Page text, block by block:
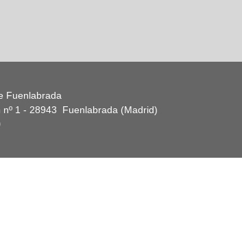
Fuenlabrada
nº 1 - 28943 Fuenlabrada (Madrid)